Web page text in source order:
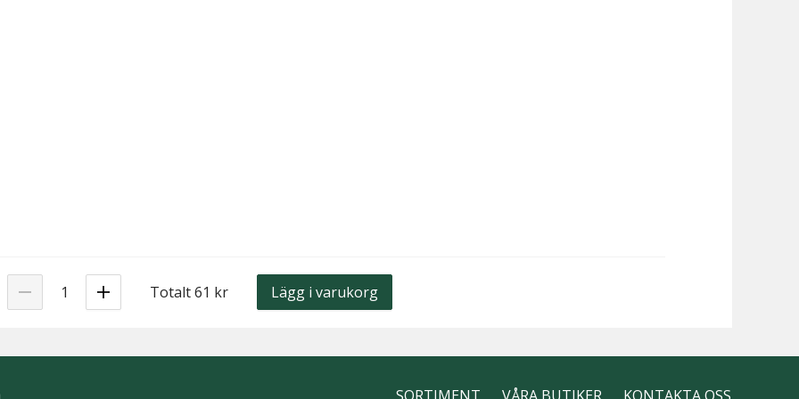
Totalt 61 kr Lägg i varukorg